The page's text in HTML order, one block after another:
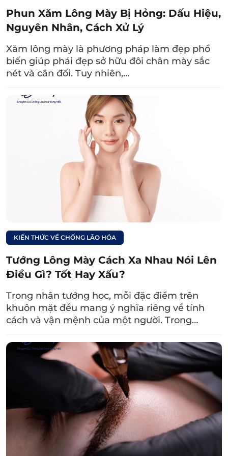
Xem thêm:
Vì sao lông mày trổ đỏ
và 3 cách khắc phục
hiệu quả
2.2. Làm mờ lông mày phun bằng mật
Mật ong có thành phần tẩy tế bào chết như
acid glycolic, AHA, acid malic,… có thể phá vỡ
các liên kết sắc tố vùng chân mày và đào thải
ra ngoài. Đặc biệt, mật ong còn có đặc tính
kháng khuẩn nhờ có chứa hydrogen peroxide
giúp vùng chân mày tránh tình trạng nhiễm
Bạn chuẩn bị một thìa mật ong thoa lên vùng
chân mày, sau đó massage nhẹ nhàng khoảng
10 phút rồi rửa lại với nước thật sạch. Bạn lưu ý
cần thực hiện 2 – 3 lần/tuần để thấy được hiệu
quả.
Xem thêm:
Tổng hợp 7 cách xóa
nếp nhăn vùng mắt
bằng mật ong ít
người biết
Phun Xăm Lông Mày Bị Hỏng: Dấu Hiệu,
Nguyên Nhân, Cách Xử Lý
Xăm lông mày là phương pháp làm đẹp phổ
biến giúp phái đẹp sở hữu đôi chân mày sắc
nét và cân đối. Tuy nhiên,…
KIẾN THỨC VỀ CHỐNG LÃO HÓA
Tướng Lông Mày Cách Xa Nhau Nói Lên
Điều Gì? Tốt Hay Xấu?
Trong nhân tướng học, mỗi đặc điểm trên
khuôn mặt đều mang ý nghĩa riêng về tính
cách và vận mệnh của một người. Trong…